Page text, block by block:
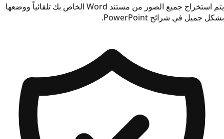
يتم استخراج جميع الصور من مستند Word الخاص بك تلقائياً ووضعها
بشكل جميل في شرائح PowerPoint.